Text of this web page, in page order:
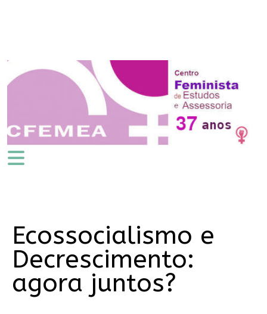
Ecossocialismo e
Decrescimento:
agora juntos?